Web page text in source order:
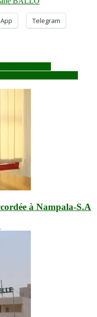
Telegram
à Nampala-S.A